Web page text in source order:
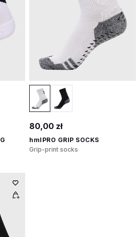
80,00 zł
hmlPRO GRIP SOCKS
Grip-print socks